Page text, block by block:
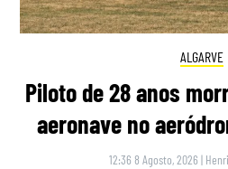
ALGARVE
Piloto de 28 anos
aeronave no
12:36 8 Agosto, 2026 |